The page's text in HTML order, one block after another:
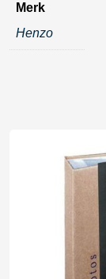
Merk
Henzo